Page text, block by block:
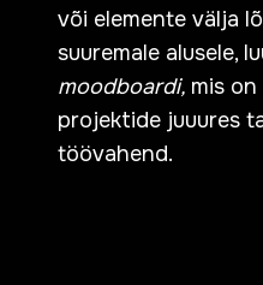
või elemente välja
suuremale alusele,
moodboardi, mis
projektide juuures
töövahend.